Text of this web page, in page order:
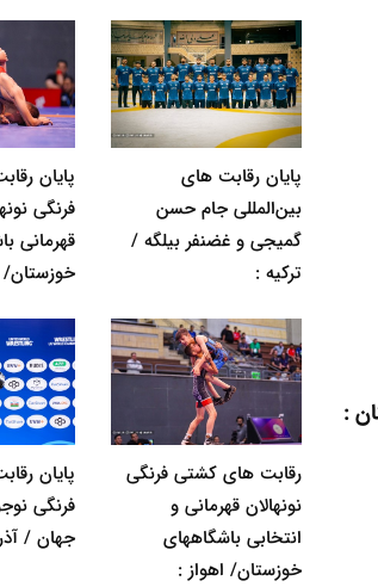
:
پایان رقابت های
بین‌المللی جام حسن
گمیجی و غضنفر بیلگه /
ترکیه :
پایان
فرنگی
قهرمانی
خوزستان/
رقابت های کشتی فرنگی
نونهالان قهرمانی و
انتخابی باشگاههای
خوزستان/ اهواز :
پایان
فرنگی
جهان /